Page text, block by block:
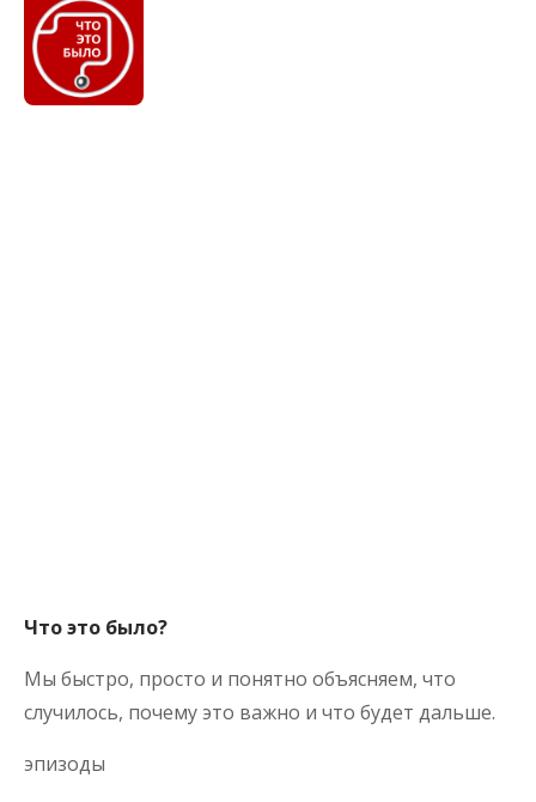
Что это было?
Мы быстро, просто и понятно объясняем, что
случилось, почему это важно и что будет дальше.
эпизоды